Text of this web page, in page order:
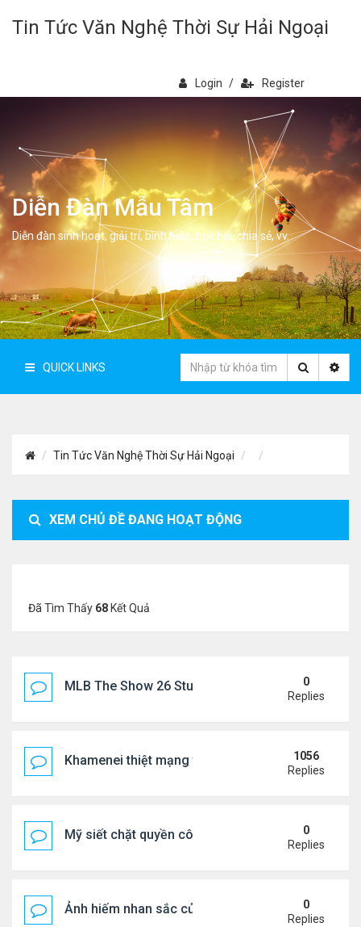
Tin Tức Văn Nghệ Thời Sự Hải Ngoại
Login / Register
Diễn Đàn Mẫu Tâm
Diễn đàn sinh hoạt, giải trí, bình luân, học hỏi, chia sẻ, vv.
QUICK LINKS
Tin Tức Văn Nghệ Thời Sự Hải Ngoại
XEM CHỦ ĐỀ ĐANG HOẠT ĐỘNG
Đã Tìm Thấy 68 Kết Quả
MLB The Show 26 Stubs Tips for Efficient
0
Replies
Khamenei thiệt mạng trong cuộc tấn công phối
1056
Replies
Mỹ siết chặt quyền công dân theo nơi sinh, mở
0
Replies
Ảnh hiếm nhan sắc của Thẩm Thuý Hằng0
Replies